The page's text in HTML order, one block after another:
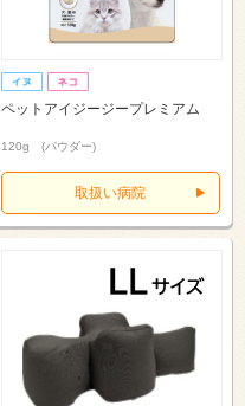
ペットアイジージープレミアム
120g (パウダー)
取扱い病院